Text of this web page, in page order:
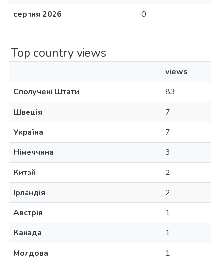
серпня 2026
0
Top country views
views
Сполучені Штати
83
Швеція
7
Україна
7
Німеччина
3
Китай
2
Ірландія
2
Австрія
1
Канада
1
Молдова
1